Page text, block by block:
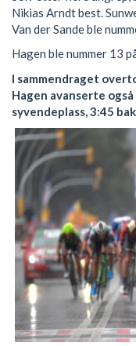
Nikias Arndt best.
Van der Sande ble
Hagen ble nummer 13
I sammendraget
Hagen avanserte
syvendeplass, 3:45